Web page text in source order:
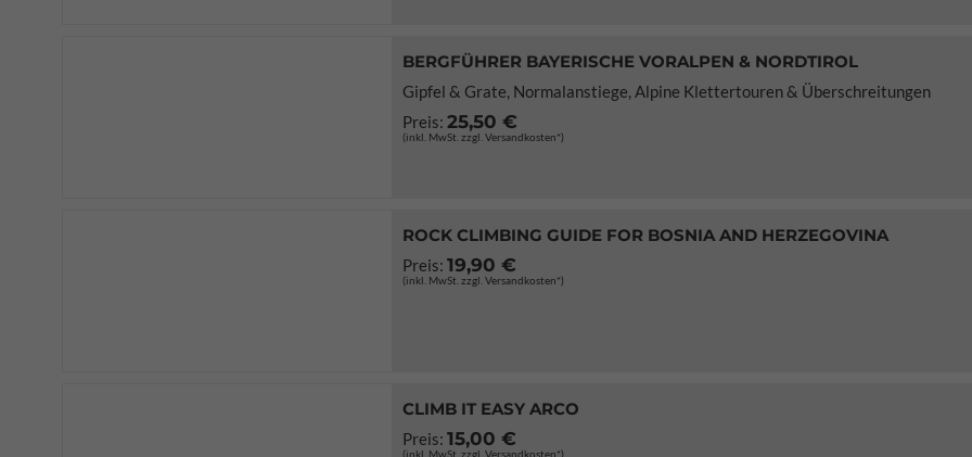
BERGFÜHRER BAYERISCHE VORALPEN & NORDTIROL
Gipfel & Grate, Normalanstiege, Alpine Klettertouren & Überschreitungen
Preis: 25,50 €
(inkl. MwSt. zzgl. Versandkosten*)
ROCK CLIMBING GUIDE FOR BOSNIA AND HERZEGOVINA
Preis: 19,90 €
(inkl. MwSt. zzgl. Versandkosten*)
CLIMB IT EASY ARCO
Preis: 15,00 €
(inkl. MwSt. zzgl. Versandkosten*)